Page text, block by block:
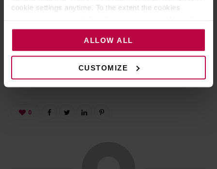
cookie settings anytime. To the extent the cookies
the controller’s (namely, ALL GOOD S.A., ul.
Mazowiecka 24I/U9, 78-100 Kołobrzeg) or third parties’
legitimate interests which are to ensure a high quality of
services provided via our website and marketing
activities of the controller and authorized entities. More
information about cookies and the personal data
Privacy Policy.
ALLOW ALL
CUSTOMIZE
która będzie miała 300ml. Poczujemy się wtedy
ilości mleka pozostawiają często nieprzyjemną
mleczną teksturę i posmak. Tutaj posmak jest tak
długi, jak espresso które się w tym mleku znajduje.
0